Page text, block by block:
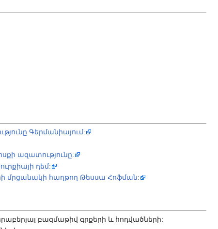
Գերմանիայում:
ազատությունը:
դեմ:
մրցանակի հաղթող Թեսսա Հոֆման:
բազմաթիվ գրքերի և հոդվածների: